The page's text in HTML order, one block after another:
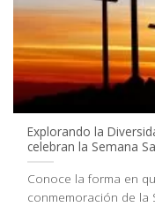
Explorando la
celebran la Semana
Conoce la forma en
conmemoración de la